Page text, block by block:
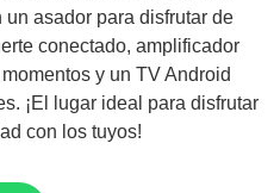
asador para disfrutar de
conectado, amplificador
y un TV Android
¡El lugar ideal para disfrutar
con los tuyos!